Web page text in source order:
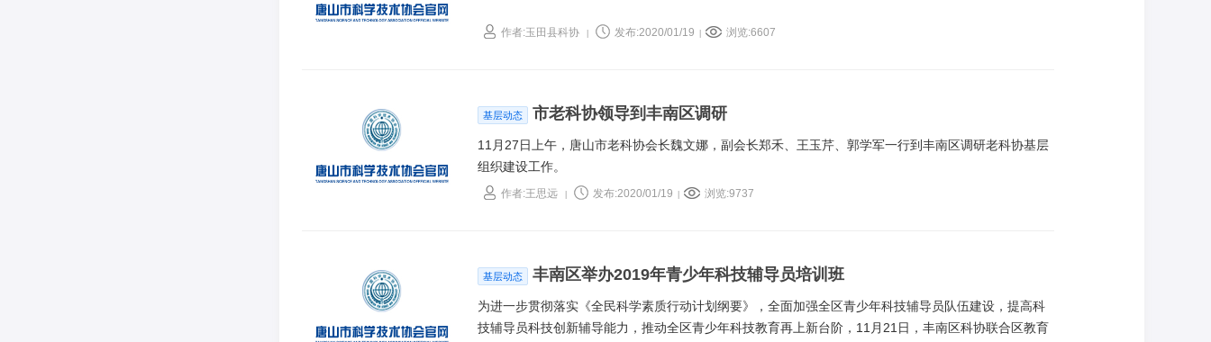
作者:玉田县科协 发布:2020/01/19 浏览:6607
基层动态 市老科协领导到丰南区调研
11月27日上午，唐山市老科协会长魏文娜，副会长郑禾、王玉芹、郭学军一行到丰南区调研老科协基层
组织建设工作。
作者:王思远 发布:2020/01/19 浏览:9737
基层动态 丰南区举办2019年青少年科技辅导员培训班
为进一步贯彻落实《全民科学素质行动计划纲要》，全面加强全区青少年科技辅导员队伍建设，提高科
技辅导员科技创新辅导能力，推动全区青少年科技教育再上新台阶，11月21日，丰南区科协联合区教育